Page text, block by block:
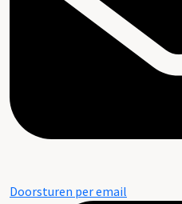
Doorsturen per email